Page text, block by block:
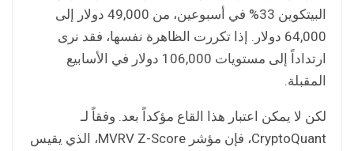
البيتكوين 33% في أسبوعين، من 49,000 دولار إلى
64,000 دولار. إذا تكررت الظاهرة نفسها، فقد نرى
ارتداداً إلى مستويات 106,000 دولار في الأسابيع
المقبلة.
لكن لا يمكن اعتبار هذا القاع مؤكداً بعد. وفقاً لـ
CryptoQuant، فإن مؤشر MVRV Z-Score، الذي يقيس